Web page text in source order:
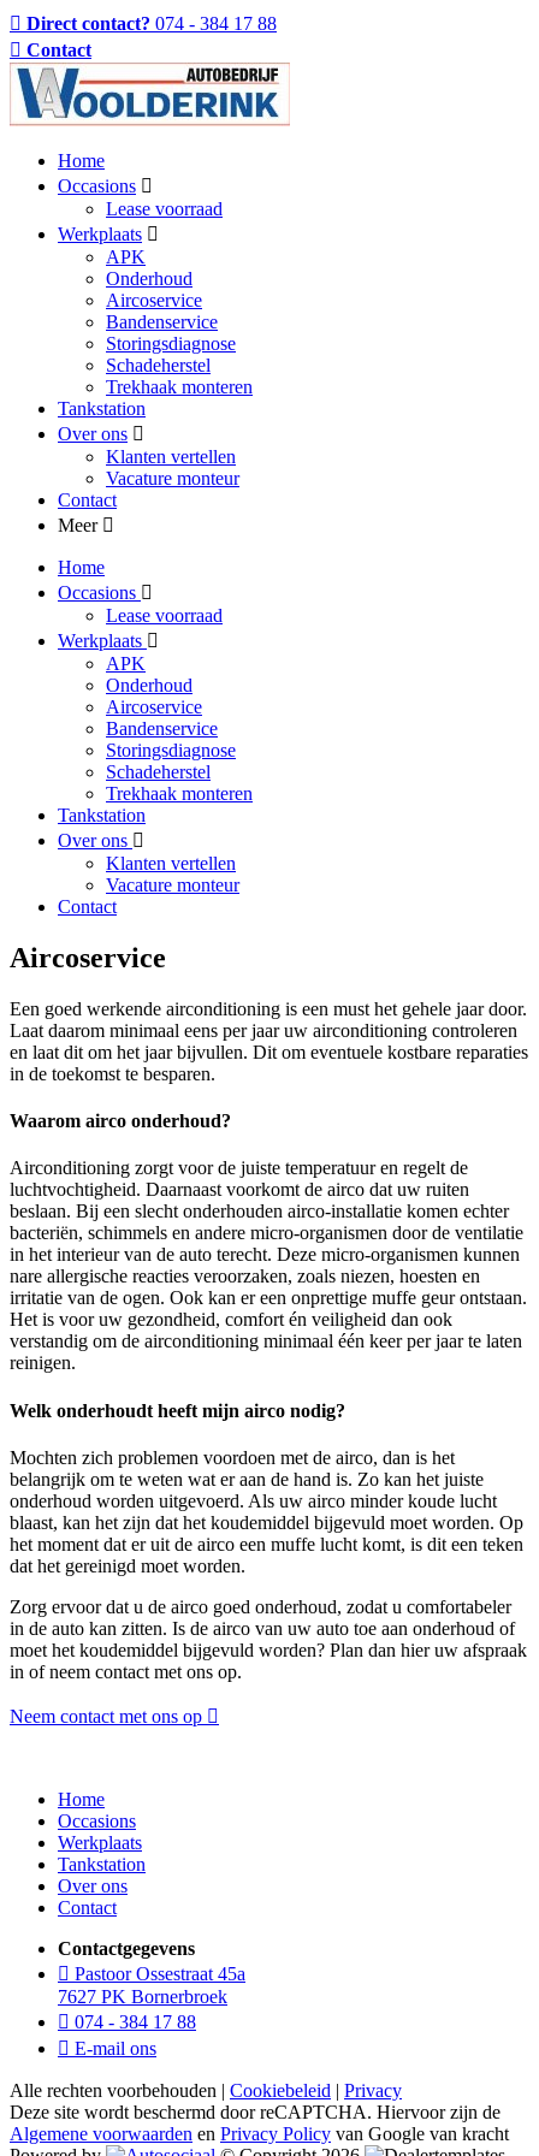
Direct contact? 074 - 384 17 88
Contact
Home
Occasions
Lease voorraad
Werkplaats
APK
Onderhoud
Aircoservice
Bandenservice
Storingsdiagnose
Schadeherstel
Trekhaak monteren
Tankstation
Over ons
Klanten vertellen
Vacature monteur
Contact
Meer
Home
Occasions
Lease voorraad
Werkplaats
APK
Onderhoud
Aircoservice
Bandenservice
Storingsdiagnose
Schadeherstel
Trekhaak monteren
Tankstation
Over ons
Klanten vertellen
Vacature monteur
Contact
Aircoservice
Een goed werkende airconditioning is een must het gehele jaar door.
Laat daarom minimaal eens per jaar uw airconditioning controleren
en laat dit om het jaar bijvullen. Dit om eventuele kostbare reparaties
in de toekomst te besparen.
Waarom airco onderhoud?
Airconditioning zorgt voor de juiste temperatuur en regelt de
luchtvochtigheid. Daarnaast voorkomt de airco dat uw ruiten
beslaan. Bij een slecht onderhouden airco-installatie komen echter
bacteriën, schimmels en andere micro-organismen door de ventilatie
in het interieur van de auto terecht. Deze micro-organismen kunnen
nare allergische reacties veroorzaken, zoals niezen, hoesten en
irritatie van de ogen. Ook kan er een onprettige muffe geur ontstaan.
Het is voor uw gezondheid, comfort én veiligheid dan ook
verstandig om de airconditioning minimaal één keer per jaar te laten
reinigen.
Welk onderhoudt heeft mijn airco nodig?
Mochten zich problemen voordoen met de airco, dan is het
belangrijk om te weten wat er aan de hand is. Zo kan het juiste
onderhoud worden uitgevoerd. Als uw airco minder koude lucht
blaast, kan het zijn dat het koudemiddel bijgevuld moet worden. Op
het moment dat er uit de airco een muffe lucht komt, is dit een teken
dat het gereinigd moet worden.
Zorg ervoor dat u de airco goed onderhoud, zodat u comfortabeler
in de auto kan zitten. Is de airco van uw auto toe aan onderhoud of
moet het koudemiddel bijgevuld worden? Plan dan hier uw afspraak
in of neem contact met ons op.
Neem contact met ons op
Home
Occasions
Werkplaats
Tankstation
Over ons
Contact
Contactgegevens
Pastoor Ossestraat 45a
7627 PK Bornerbroek
074 - 384 17 88
E-mail ons
Alle rechten voorbehouden | Cookiebeleid | Privacy
Deze site wordt beschermd door reCAPTCHA. Hiervoor zijn de
Algemene voorwaarden en Privacy Policy van Google van kracht